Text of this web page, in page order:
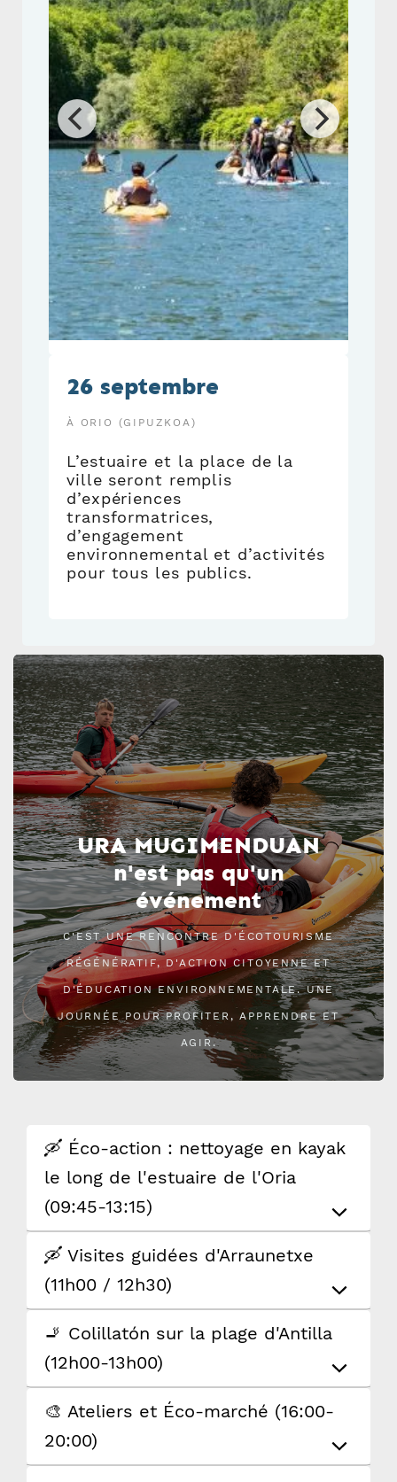
26 septembre
À ORIO (GIPUZKOA)
L’estuaire et la place de la
ville seront remplis
d’expériences
transformatrices,
d’engagement
environnemental et d’activités
pour tous les publics.
URA MUGIMENDUAN
n'est pas qu'un
événement
C'EST UNE RENCONTRE D'ÉCOTOURISME
RÉGÉNÉRATIF, D'ACTION CITOYENNE ET
D'ÉDUCATION ENVIRONNEMENTALE. UNE
JOURNÉE POUR PROFITER, APPRENDRE ET
AGIR.
🛶 Éco-action : nettoyage en kayak
le long de l'estuaire de l'Oria
(09:45-13:15)
🛶 Visites guidées d'Arraunetxe
(11h00 / 12h30)
🚬 Colillatón sur la plage d'Antilla
(12h00-13h00)
🎨 Ateliers et Éco-marché (16:00-
20:00)